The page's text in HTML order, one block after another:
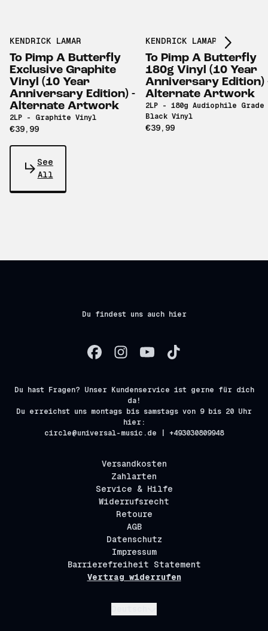
KENDRICK LAMAR
To Pimp A Butterfly
Exclusive Graphite
Vinyl (10 Year
Anniversary Edition) -
Alternate Artwork
2LP - Graphite Vinyl
€39,99
KENDRICK LAMAR
To Pimp A Butterfly
180g Vinyl (10 Year
Anniversary Edition)
Alternate Artwork
2LP - 180g Audiophile Grade
Black Vinyl
€39,99
See
All
Du findest uns auch hier
Du hast Fragen? Unser Kundenservice ist gerne für dich
da!
Du erreichst uns montags bis samstags von 9 bis 20 Uhr
hier:
circle@universal-music.de | +493030809948
Versandkosten
Zahlarten
Service & Hilfe
Widerrufsrecht
Retoure
AGB
Datenschutz
Impressum
Barrierefreiheit Statement
Vertrag widerrufen